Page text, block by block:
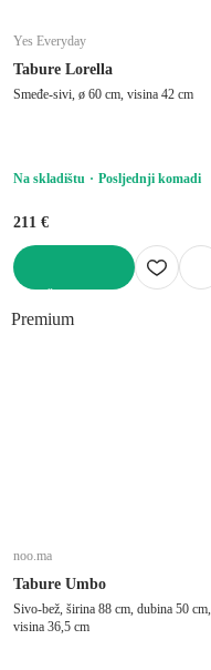
Yes Everyday
Tabure Lorella
Smeđe-sivi, ø 60 cm, visina 42 cm
Na skladištu Posljednji komadi
211 €
Premium
noo.ma
Tabure Umbo
Sivo-bež, širina 88 cm, dubina 50 cm,
visina 36,5 cm